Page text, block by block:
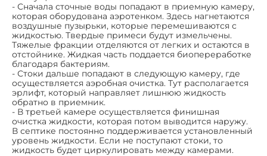
- Сначала сточные воды попадают в приемную камеру,
которая оборудована аэротенком. Здесь нагнетаются
воздушные пузырьки, которые перемешиваются с
жидкостью. Твердые примеси будут измельчены.
Тяжелые фракции отделяются от легких и остаются в
отстойнике. Жидкая часть поддается биопереработке
благодаря бактериям.
- Стоки дальше попадают в следующую камеру, где
осуществляется аэробная очистка. Тут располагается
эрлифт, который направляет лишнюю жидкость
обратно в приемник.
- В третьей камере осуществляется финишная
очистка жидкости, которая потом выводится наружу.
В септике постоянно поддерживается установленный
уровень жидкости. Если не поступают стоки, то
жидкость будет циркулировать между камерами.